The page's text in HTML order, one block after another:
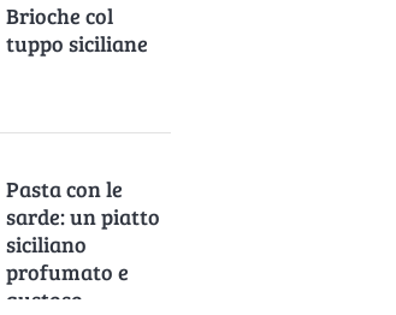
Brioche col
tuppo siciliane
Pasta con le
sarde: un piatto
siciliano
profumato e
gustoso